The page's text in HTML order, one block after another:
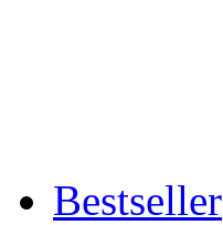
Bestseller